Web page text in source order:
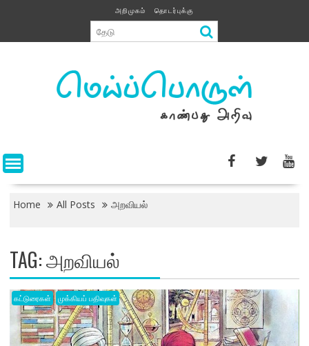
content
அறிமுகம் தொடர்புக்கு
Home All Posts அறவியல்
TAG:அறவியல்
கட்டுரைகள் முக்கியப் பதிவுகள்